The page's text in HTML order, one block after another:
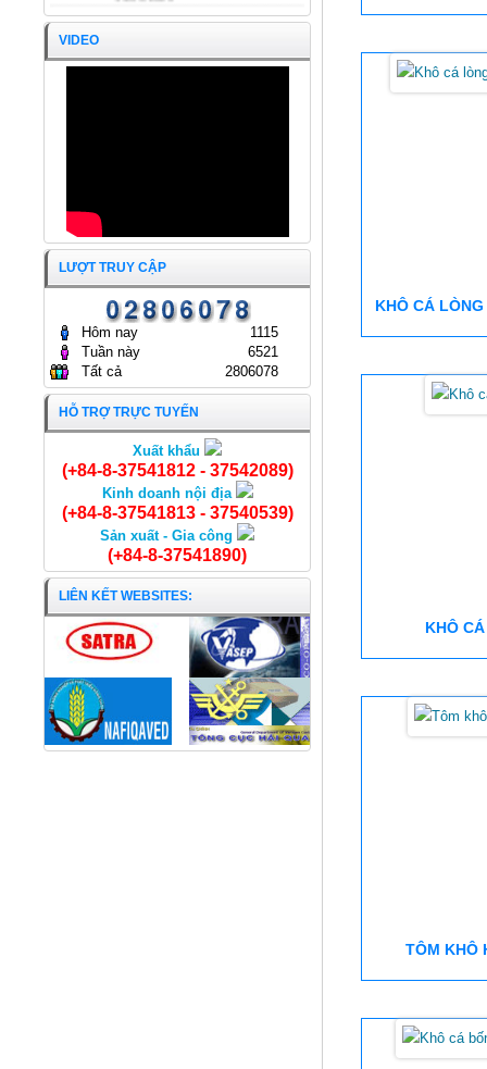
KHÔ CÁ
KHÔ
TÔM KHÔ
Chạo tôm
HỘI NGHỊ TỔNG KẾT HOẠT
ĐỘNG NĂM 2026 CÔNG TY
25/04/2025
ĐẠI HỘI ĐỒNG CỔ ĐÔNG
THƯỜNG NIÊN NĂM 2024
CÔNG TY CỔ PHẦN KINH
DOANH THỦY HẢI SẢN SÀI
GÒN
24/04/2024
VIDEO
LƯỢT TRUY CẬP
Hôm nay
1115
Tuần này
6521
Tất cả
2806078
HỖ TRỢ TRỰC TUYẾN
Xuất khẩu
(+84-8-37541812 - 37542089)
Kinh doanh nội địa
(+84-8-37541813 - 37540539)
Sản xuất - Gia công
(+84-8-37541890)
LIÊN KẾT WEBSITES: